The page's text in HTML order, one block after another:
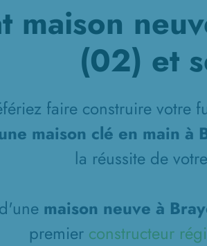
maison
(02) et
faire construire votre
maison clé en main à
la réussite de
maison neuve à
premier constructeur